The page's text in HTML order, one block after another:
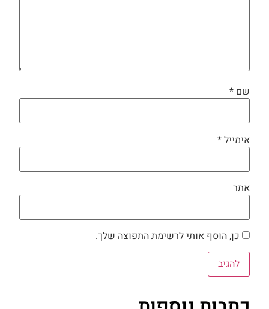
שם *
אימייל*
אתר
כן, הוסף אותי לרשימת התפוצה שלך.